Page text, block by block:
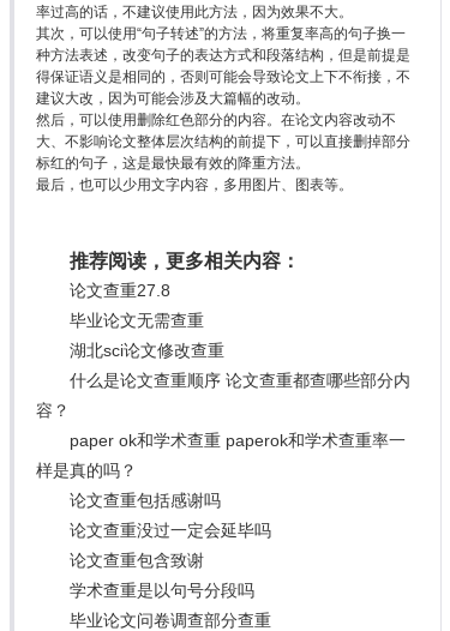
率过高的话，不建议使用此方法，因为效果不大。
其次，可以使用“句子转述”的方法，将重复率高的句子换一
种方法表述，改变句子的表达方式和段落结构，但是前提是
得保证语义是相同的，否则可能会导致论文上下不衔接，不
建议大改，因为可能会涉及大篇幅的改动。
然后，可以使用删除红色部分的内容。在论文内容改动不
大、不影响论文整体层次结构的前提下，可以直接删掉部分
标红的句子，这是最快最有效的降重方法。
最后，也可以少用文字内容，多用图片、图表等。
推荐阅读，更多相关内容：
论文查重27.8
毕业论文无需查重
湖北sci论文修改查重
什么是论文查重顺序 论文查重都查哪些部分内
容？
paper ok和学术查重 paperok和学术查重率一
样是真的吗？
论文查重包括感谢吗
论文查重没过一定会延毕吗
论文查重包含致谢
学术查重是以句号分段吗
毕业论文问卷调查部分查重